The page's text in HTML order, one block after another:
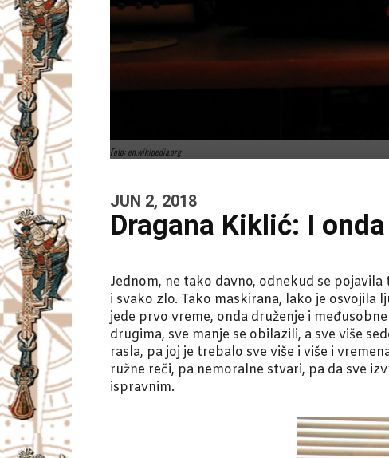
Foto: en.wikipedia.org
JUN 2, 2018
Dragana Kiklić: I
Jednom, ne tako davno, odnekud se
i svako zlo. Tako maskirana, lako je osvojila
jede prvo vreme, onda druženje i
drugima, sve manje se obilazili, a sve više
rasla, pa joj je trebalo sve više i više i
ružne reči, pa nemoralne stvari, pa da sve
ispravnim.